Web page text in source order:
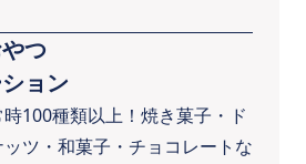
つ
ョン
100種類以上！焼き菓子・ド
ツ・和菓子・チョコレートな